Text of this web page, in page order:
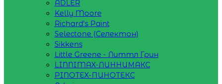
ADLER
Kelly Moore
Richard's Paint
Selectone (Селектон)
Sikkens
Little Greene - Литтл Грин
LINNIMAX-ЛИННИМАКС
PINOTEX-ПИНОТЕКС